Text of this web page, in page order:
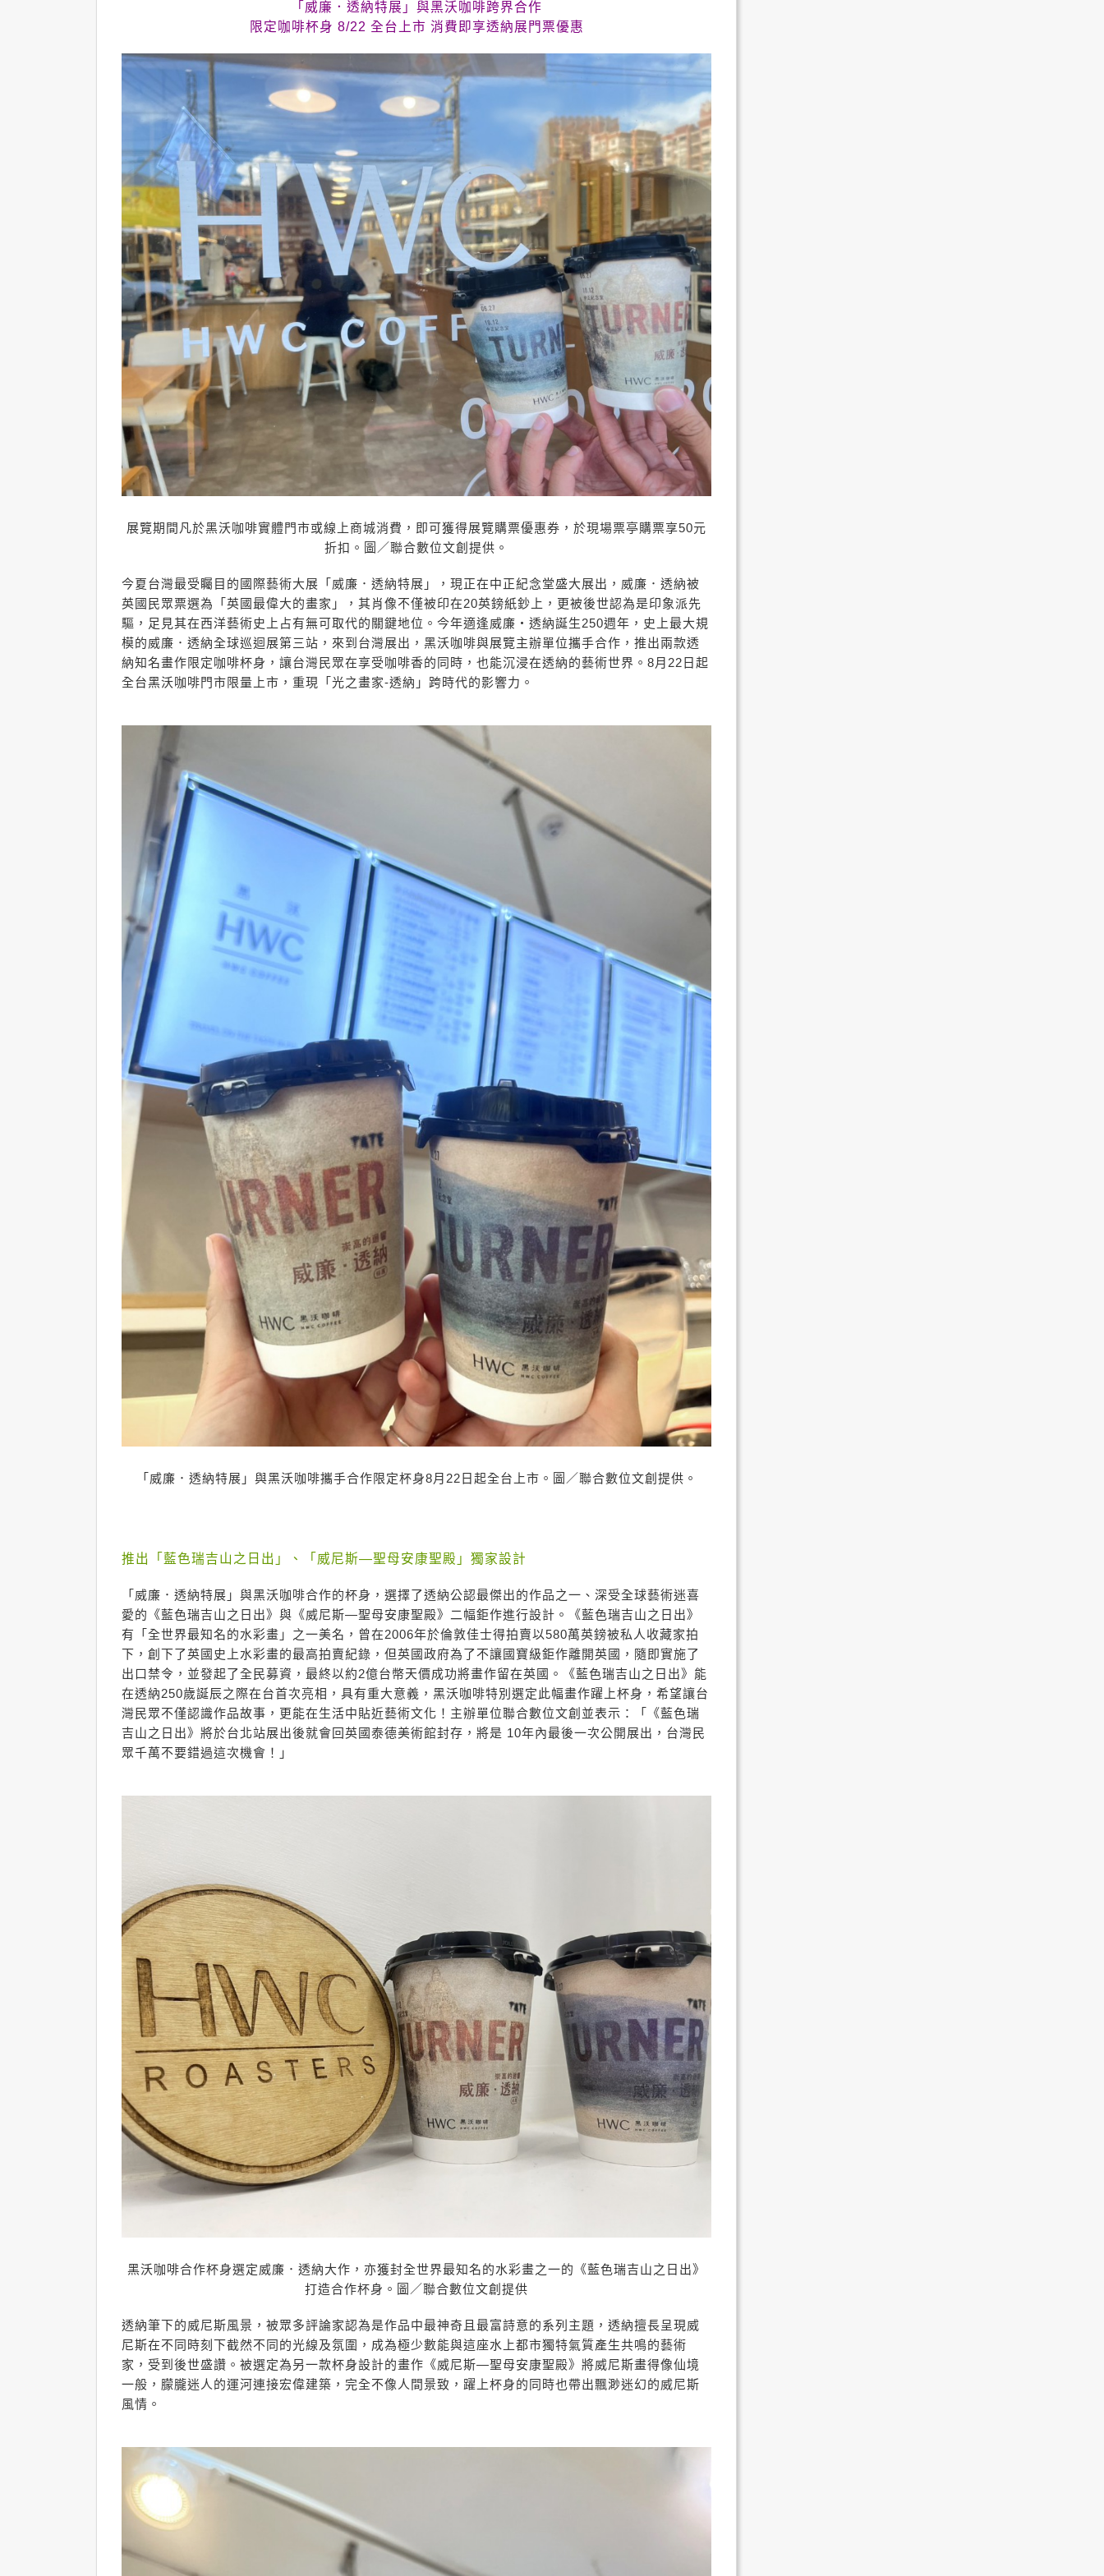
「威廉．透納特展」與黑沃咖啡跨界合作
限定咖啡杯身 8/22 全台上市 消費即享透納展門票優惠
展覽期間凡於黑沃咖啡實體門市或線上商城消費，即可獲得展覽購票優惠券，於現場票亭購票享50元
折扣。圖／聯合數位文創提供。
今夏台灣最受矚目的國際藝術大展「威廉．透納特展」，現正在中正紀念堂盛大展出，威廉．透納被
英國民眾票選為「英國最偉大的畫家」，其肖像不僅被印在20英鎊紙鈔上，更被後世認為是印象派先
驅，足見其在西洋藝術史上占有無可取代的關鍵地位。今年適逢威廉・透納誕生250週年，史上最大規
模的威廉．透納全球巡迴展第三站，來到台灣展出，黑沃咖啡與展覽主辦單位攜手合作，推出兩款透
納知名畫作限定咖啡杯身，讓台灣民眾在享受咖啡香的同時，也能沉浸在透納的藝術世界。8月22日起
全台黑沃咖啡門市限量上市，重現「光之畫家-透納」跨時代的影響力。
「威廉．透納特展」與黑沃咖啡攜手合作限定杯身8月22日起全台上市。圖／聯合數位文創提供。
推出「藍色瑞吉山之日出」、「威尼斯—聖母安康聖殿」獨家設計
「威廉．透納特展」與黑沃咖啡合作的杯身，選擇了透納公認最傑出的作品之一、深受全球藝術迷喜
愛的《藍色瑞吉山之日出》與《威尼斯—聖母安康聖殿》二幅鉅作進行設計。《藍色瑞吉山之日出》
有「全世界最知名的水彩畫」之一美名，曾在2006年於倫敦佳士得拍賣以580萬英鎊被私人收藏家拍
下，創下了英國史上水彩畫的最高拍賣紀錄，但英國政府為了不讓國寶級鉅作離開英國，隨即實施了
出口禁令，並發起了全民募資，最終以約2億台幣天價成功將畫作留在英國。《藍色瑞吉山之日出》能
在透納250歲誕辰之際在台首次亮相，具有重大意義，黑沃咖啡特別選定此幅畫作躍上杯身，希望讓台
灣民眾不僅認識作品故事，更能在生活中貼近藝術文化！主辦單位聯合數位文創並表示：「《藍色瑞
吉山之日出》將於台北站展出後就會回英國泰德美術館封存，將是 10年內最後一次公開展出，台灣民
眾千萬不要錯過這次機會！」
黑沃咖啡合作杯身選定威廉．透納大作，亦獲封全世界最知名的水彩畫之一的《藍色瑞吉山之日出》
打造合作杯身。圖／聯合數位文創提供
透納筆下的威尼斯風景，被眾多評論家認為是作品中最神奇且最富詩意的系列主題，透納擅長呈現威
尼斯在不同時刻下截然不同的光線及氛圍，成為極少數能與這座水上都市獨特氣質產生共鳴的藝術
家，受到後世盛讚。被選定為另一款杯身設計的畫作《威尼斯—聖母安康聖殿》將威尼斯畫得像仙境
一般，朦朧迷人的運河連接宏偉建築，完全不像人間景致，躍上杯身的同時也帶出飄渺迷幻的威尼斯
風情。